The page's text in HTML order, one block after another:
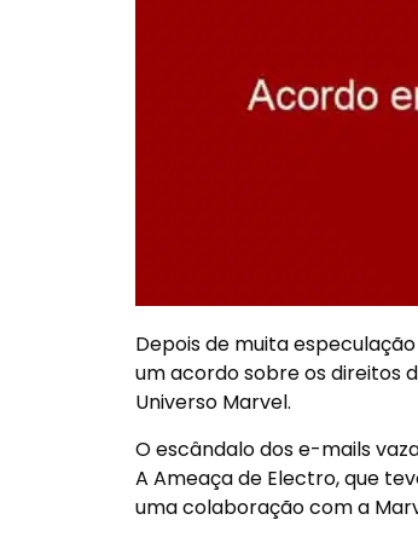
Depois de muita
um acordo sobre os direitos
Universo Marvel.
O escândalo dos e-mails
A Ameaça de Electro, que
uma colaboração com a